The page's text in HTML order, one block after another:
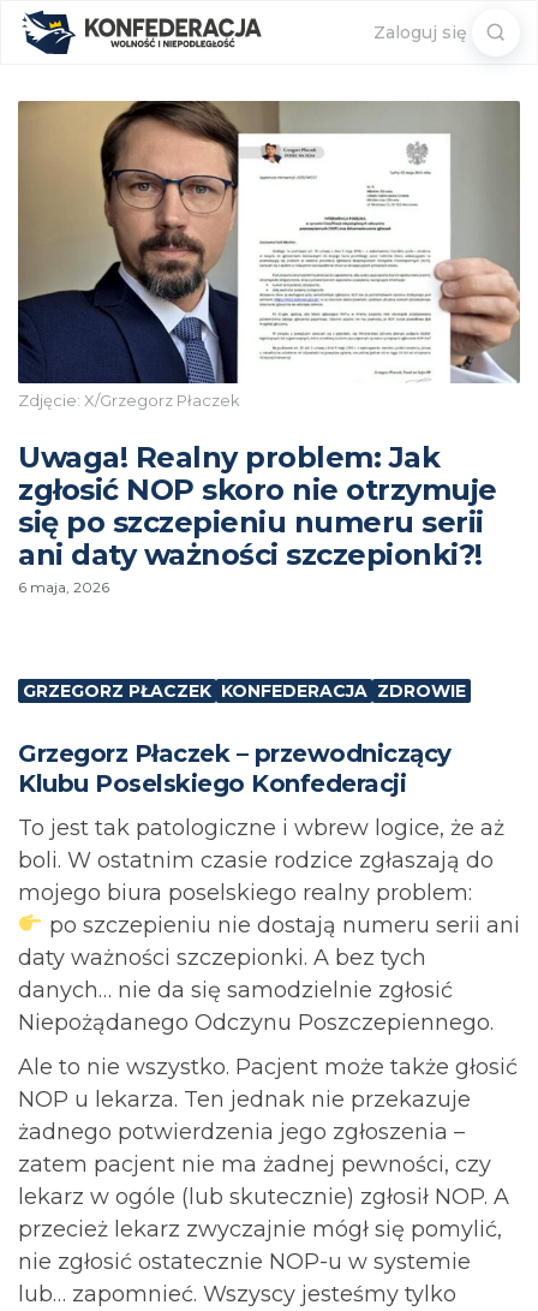
Zaloguj się
Zdjęcie: X/Grzegorz Płaczek
Uwaga! Realny problem: Jak
zgłosić NOP skoro nie otrzymuje
się po szczepieniu numeru serii
ani daty ważności szczepionki?!
6 maja, 2026
GRZEGORZ PŁACZEK KONFEDERACJA ZDROWIE
Grzegorz Płaczek – przewodniczący
Klubu Poselskiego Konfederacji
To jest tak patologiczne i wbrew logice, że aż
boli. W ostatnim czasie rodzice zgłaszają do
mojego biura poselskiego realny problem:
po szczepieniu nie dostają numeru serii ani
daty ważności szczepionki. A bez tych
danych… nie da się samodzielnie zgłosić
Niepożądanego Odczynu Poszczepiennego.
Ale to nie wszystko. Pacjent może także głosić
NOP u lekarza. Ten jednak nie przekazuje
żadnego potwierdzenia jego zgłoszenia –
zatem pacjent nie ma żadnej pewności, czy
lekarz w ogóle (lub skutecznie) zgłosił NOP. A
przecież lekarz zwyczajnie mógł się pomylić,
nie zgłosić ostatecznie NOP-u w systemie
lub… zapomnieć. Wszyscy jesteśmy tylko